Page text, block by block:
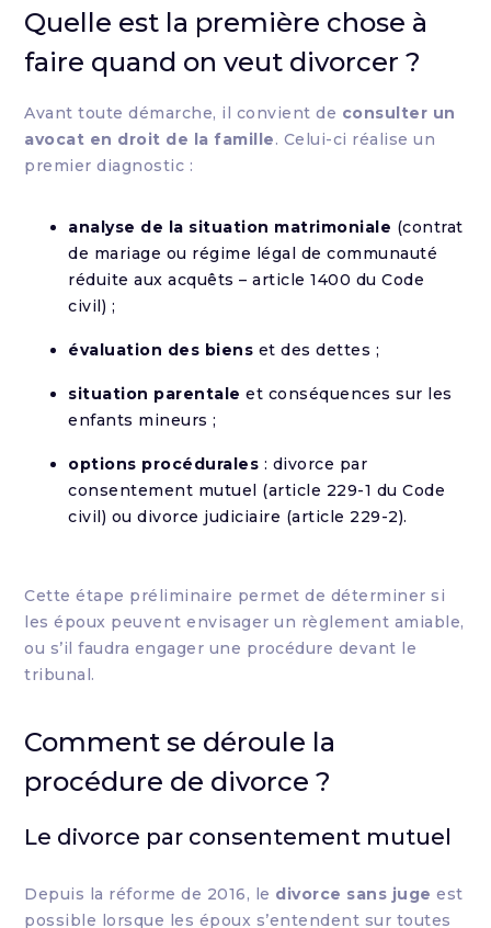
Quelle est la première chose à
faire quand on veut divorcer ?
Avant toute démarche, il convient de consulter un
avocat en droit de la famille. Celui-ci réalise un
premier diagnostic :
analyse de la situation matrimoniale (contrat
de mariage ou régime légal de communauté
réduite aux acquêts – article 1400 du Code
civil) ;
évaluation des biens et des dettes ;
situation parentale et conséquences sur les
enfants mineurs ;
options procédurales : divorce par
consentement mutuel (article 229-1 du Code
civil) ou divorce judiciaire (article 229-2).
Cette étape préliminaire permet de déterminer si
les époux peuvent envisager un règlement amiable,
ou s’il faudra engager une procédure devant le
tribunal.
Comment se déroule la
procédure de divorce ?
Le divorce par consentement mutuel
Depuis la réforme de 2016, le divorce sans juge est
possible lorsque les époux s’entendent sur toutes